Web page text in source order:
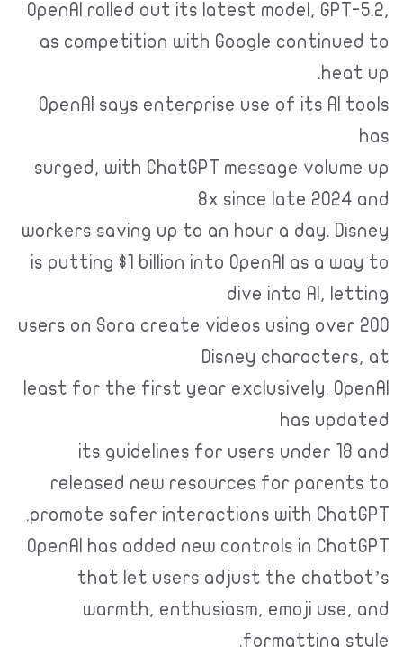
OpenAI rolled out its latest model, GPT-5.2,
as competition with Google continued to
heat up.
OpenAI says enterprise use of its AI tools
has
surged, with ChatGPT message volume up
8x since late 2024 and
workers saving up to an hour a day. Disney
is putting $1 billion into OpenAI as a way to
dive into AI, letting
users on Sora create videos using over 200
Disney characters, at
least for the first year exclusively. OpenAI
has updated
its guidelines for users under 18 and
released new resources for parents to
promote safer interactions with ChatGPT.
OpenAI has added new controls in ChatGPT
that let users adjust the chatbot’s
warmth, enthusiasm, emoji use, and
formatting style.